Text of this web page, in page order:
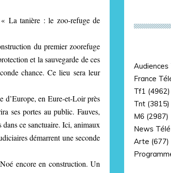
La tanière : le zoo-refuge de
du premier zoorefuge
et la sauvegarde de ces
chance. Ce lieu sera leur
d’Europe, en Eure-et-Loir près
ses portes au public. Fauves,
ce sanctuaire. Ici, animaux
démarrent une seconde
encore en construction. Un
Audiences
France
Tf1 (4962)
Tnt (3815)
M6 (2987)
News Télé
Arte (677)